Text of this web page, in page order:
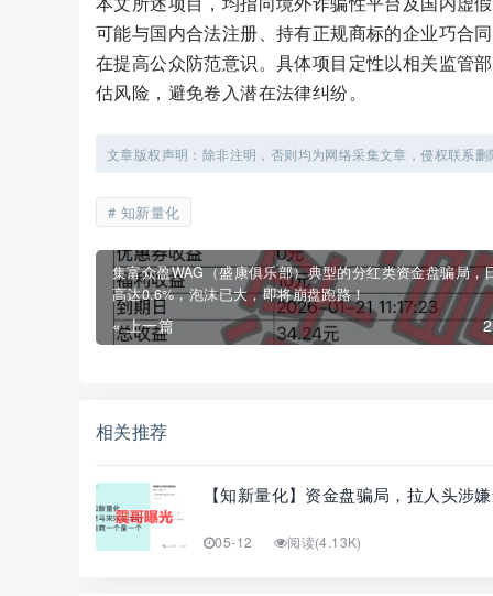
可能与国内合法注册、持有正规商标的企业巧合
在提高公众防范意识。具体项目定性以相关监管
估风险，避免卷入潜在法律纠纷。
文章版权声明：除非注明，否则均为网络采集文章，侵权联系删
知新量化
集富众盈WAG（盛康俱乐部）典型的分红类资金盘骗局，
高达0.6%，泡沫已大，即将崩盘跑路！
« 上一篇
相关推荐
【知新量化】资金盘骗局，拉人头涉
05-12 阅读(4.13K)